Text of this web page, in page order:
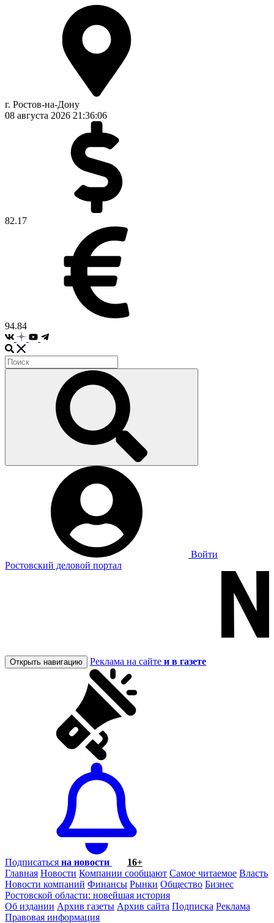
г. Ростов-на-Дону
08 августа 2026 21:36:07
82.17
94.84
Войти
Ростовский деловой портал
Открыть навигацию Реклама на сайте и в газете
Подписаться на новости
16+
Главная Новости Компании сообщают Самое читаемое Власть
Новости компаний Финансы Рынки Общество Бизнес
Ростовской области: новейшая история
Об издании Архив газеты Архив сайта Подписка Реклама
Правовая информация